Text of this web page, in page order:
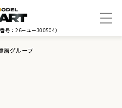
号：26－ユ－300504）
層グループ